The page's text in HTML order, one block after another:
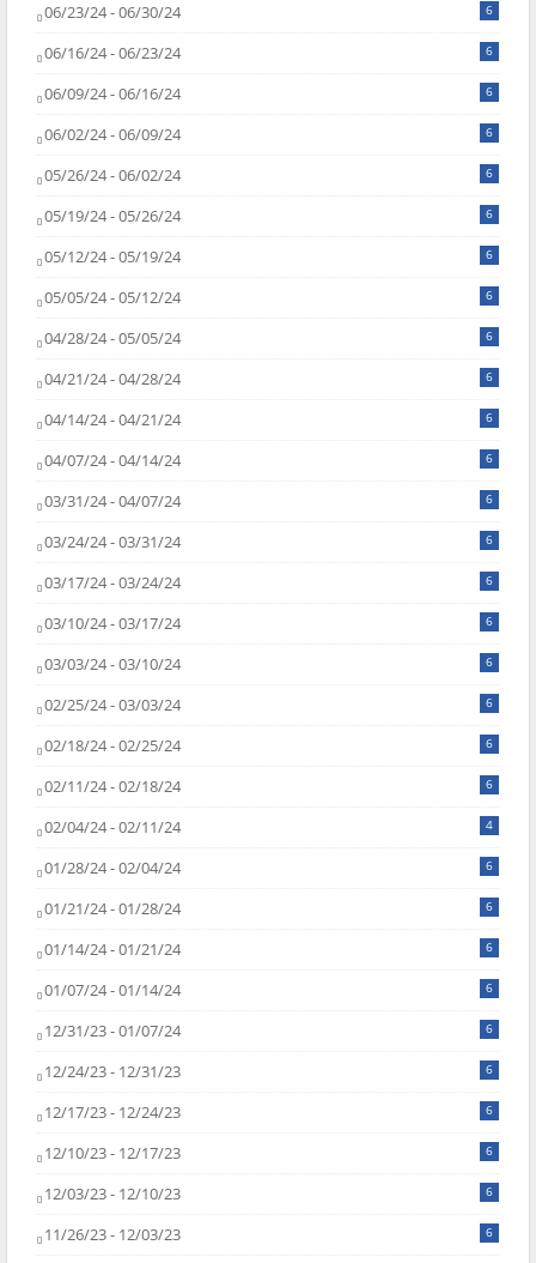
06/23/24 - 06/30/24 6
06/16/24 - 06/23/24 6
06/09/24 - 06/16/24 6
06/02/24 - 06/09/24 6
05/26/24 - 06/02/24 6
05/19/24 - 05/26/24 6
05/12/24 - 05/19/24 6
05/05/24 - 05/12/24 6
04/28/24 - 05/05/24 6
04/21/24 - 04/28/24 6
04/14/24 - 04/21/24 6
04/07/24 - 04/14/24 6
03/31/24 - 04/07/24 6
03/24/24 - 03/31/24 6
03/17/24 - 03/24/24 6
03/10/24 - 03/17/24 6
03/03/24 - 03/10/24 6
02/25/24 - 03/03/24 6
02/18/24 - 02/25/24 6
02/11/24 - 02/18/24 6
02/04/24 - 02/11/24 4
01/28/24 - 02/04/24 6
01/21/24 - 01/28/24 6
01/14/24 - 01/21/24 6
01/07/24 - 01/14/24 6
12/31/23 - 01/07/24 6
12/24/23 - 12/31/23 6
12/17/23 - 12/24/23 6
12/10/23 - 12/17/23 6
12/03/23 - 12/10/23 6
11/26/23 - 12/03/23 6